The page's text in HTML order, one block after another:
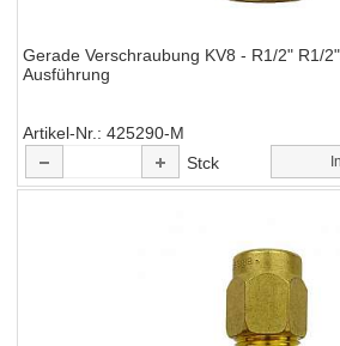
Gerade Verschraubung KV8 - R1/2" R1/
Ausführung
Artikel-Nr.
425290-M
Stck